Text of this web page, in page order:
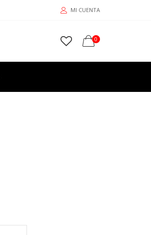
MI CUENTA
0